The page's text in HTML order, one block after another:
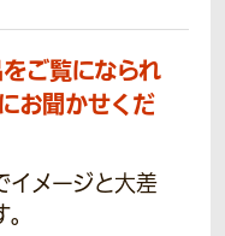
ご覧になられ
お聞かせくだ
イメージと大差